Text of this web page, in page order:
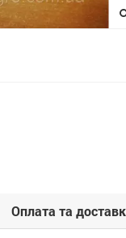
Оплата та